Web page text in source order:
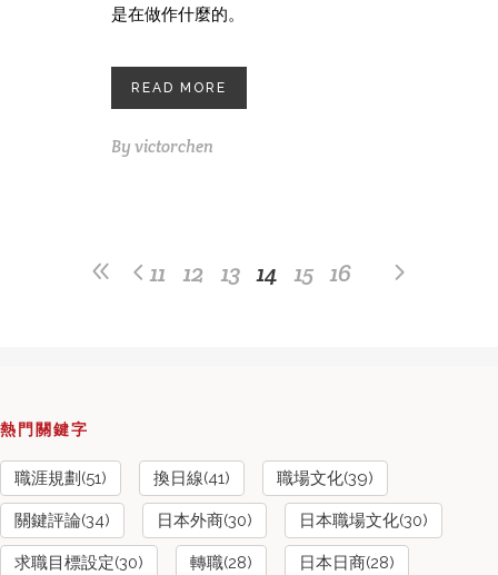
是在做作什麼的。
READ MORE
By victorchen
11 12 13 14 15 16
熱門關鍵字
職涯規劃(51) 換日線(41) 職場文化(39)
關鍵評論(34) 日本外商(30) 日本職場文化(30)
求職目標設定(30) 轉職(28) 日本日商(28)